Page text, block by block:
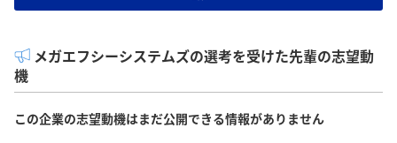
メガエフシーシステムズの選考を受けた先輩の志望動
機
この企業の志望動機はまだ公開できる情報がありません